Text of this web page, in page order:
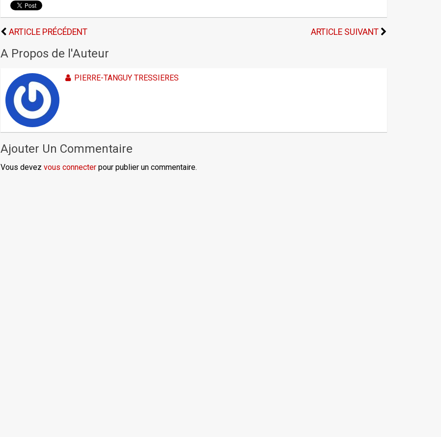
ARTICLE PRÉCÉDENT ARTICLE SUIVANT
A Propos de l'Auteur
PIERRE-TANGUY TRESSIERES
Ajouter Un Commentaire
Vous devezvous connecter pour publier un commentaire.